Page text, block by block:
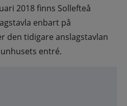
2018 finns Sollefteå
enbart på
den tidigare anslagstavlan
entré.